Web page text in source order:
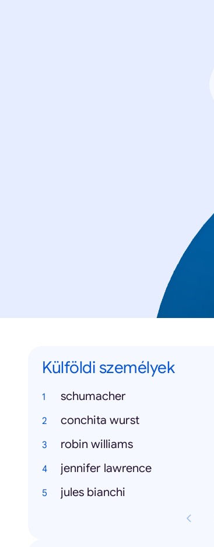
Külföldi személyek
schumacher
conchita wurst
robin williams
jennifer lawrence
jules bianchi